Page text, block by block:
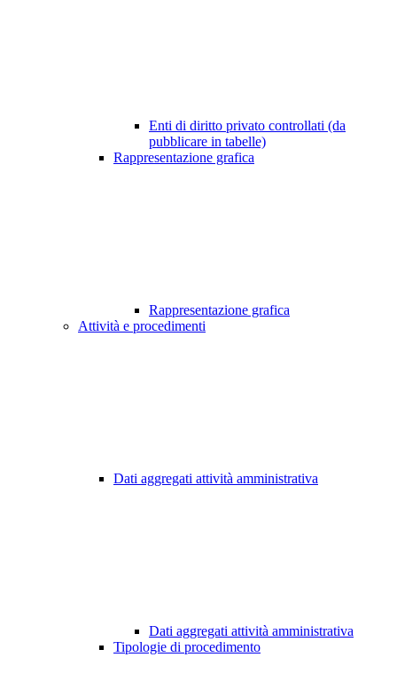
Enti di diritto privato controllati (da
pubblicare in tabelle)
Rappresentazione grafica
Rappresentazione grafica
Attività e procedimenti
Dati aggregati attività amministrativa
Dati aggregati attività amministrativa
Tipologie di procedimento